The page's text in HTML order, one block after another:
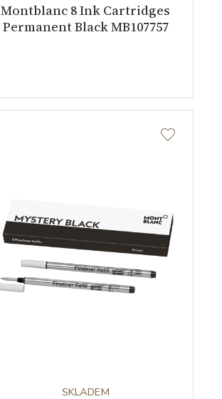
Montblanc 8 Ink Cartridges
Permanent Black MB107757
SKLADEM